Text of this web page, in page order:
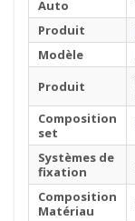
Auto
Produit
Modèle
Produit
Composition
set
Systèmes de
fixation
Composition
Matériau